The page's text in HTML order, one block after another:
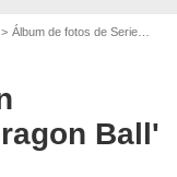
Álbum de fotos de Serie
Ball'